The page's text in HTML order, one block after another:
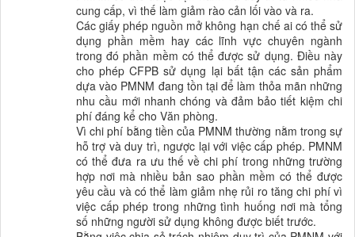
cung cấp, vì thế làm giảm rào cản lối vào và ra.
Các giấy phép nguồn mở không hạn chế ai có thể sử
dụng phần mềm hay các lĩnh vực chuyên ngành
trong đó phần mềm có thể được sử dụng. Điều này
cho phép CFPB sử dụng lại bất tận các sản phẩm
dựa vào PMNM đang tồn tại để làm thỏa mãn những
nhu cầu mới nhanh chóng và đảm bảo tiết kiệm chi
phí đáng kể cho Văn phòng.
Vì chi phí bằng tiền của PMNM thường nằm trong sự
hỗ trợ và duy trì, ngược lại với việc cấp phép. PMNM
có thể đưa ra ưu thế về chi phí trong những trường
hợp nơi mà nhiều bản sao phần mềm có thể được
yêu cầu và có thể làm giảm nhẹ rủi ro tăng chi phí vì
việc cấp phép trong những tình huống nơi mà tổng
số những người sử dụng không được biết trước.